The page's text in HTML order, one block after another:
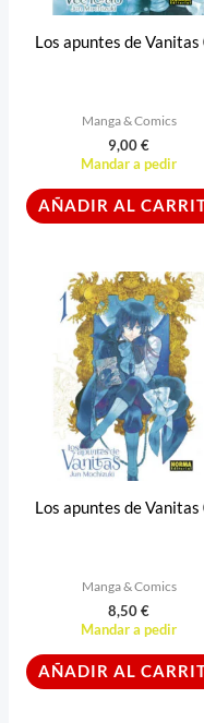
Los apuntes de Vanitas
Manga & Comics
9,00€
Mandar a pedir
AÑADIR AL
Los apuntes de Vanitas
Manga & Comics
8,50€
Mandar a pedir
AÑADIR AL